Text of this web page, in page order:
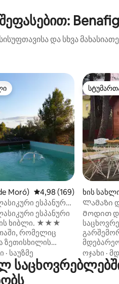
და სხვა
38 მიმოხილვა
ვარიანტი
Moró) საშუალო შეფასებაა
4,98 (169)
ესპანური
ხიბლიესპანური
ხიბლი. ★★★
რომელიც
ზეთისხილის
ნუშის ხეებით,
Მშვიდი
Მასია-ლა-
სიმაღლის სოფლის
· საუზმე
ხის
Ლამაზი
Მოდით
მიწის
ოჯახი ·